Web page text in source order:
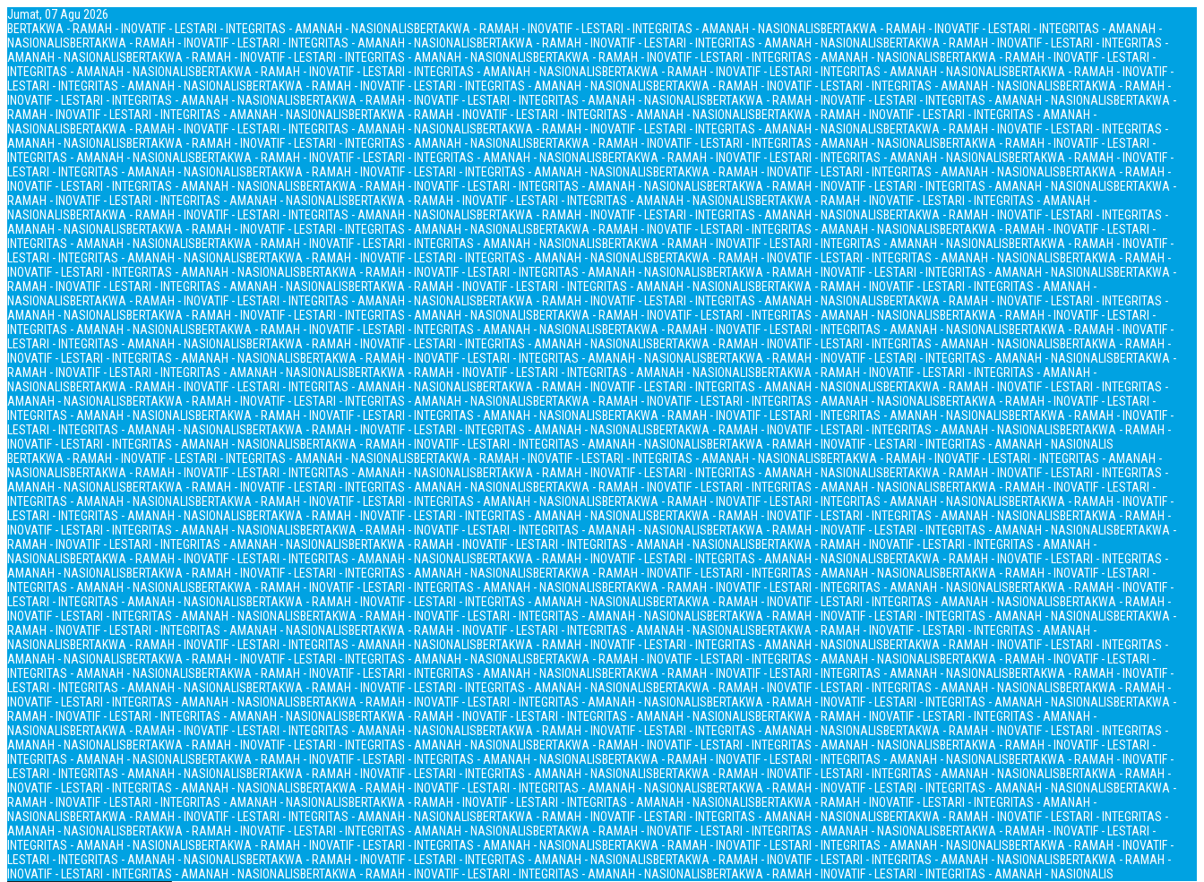
Jumat, 07 Agu 2026
BERTAKWA - RAMAH - INOVATIF - LESTARI - INTEGRITAS - AMANAH - NASIONALISBERTAKWA - RAMAH - INOVATIF - LESTARI - INTEGRITAS - AMANAH - NASIONALISBERTAKWA - RAMAH - INOVATIF - LESTARI - INTEGRITAS - AMANAH -
NASIONALISBERTAKWA - RAMAH - INOVATIF - LESTARI - INTEGRITAS - AMANAH - NASIONALISBERTAKWA - RAMAH - INOVATIF - LESTARI - INTEGRITAS - AMANAH - NASIONALISBERTAKWA - RAMAH - INOVATIF - LESTARI - INTEGRITAS -
AMANAH - NASIONALISBERTAKWA - RAMAH - INOVATIF - LESTARI - INTEGRITAS - AMANAH - NASIONALISBERTAKWA - RAMAH - INOVATIF - LESTARI - INTEGRITAS - AMANAH - NASIONALISBERTAKWA - RAMAH - INOVATIF - LESTARI -
INTEGRITAS - AMANAH - NASIONALISBERTAKWA - RAMAH - INOVATIF - LESTARI - INTEGRITAS - AMANAH - NASIONALISBERTAKWA - RAMAH - INOVATIF - LESTARI - INTEGRITAS - AMANAH - NASIONALISBERTAKWA - RAMAH - INOVATIF -
LESTARI - INTEGRITAS - AMANAH - NASIONALISBERTAKWA - RAMAH - INOVATIF - LESTARI - INTEGRITAS - AMANAH - NASIONALISBERTAKWA - RAMAH - INOVATIF - LESTARI - INTEGRITAS - AMANAH - NASIONALISBERTAKWA - RAMAH -
INOVATIF - LESTARI - INTEGRITAS - AMANAH - NASIONALISBERTAKWA - RAMAH - INOVATIF - LESTARI - INTEGRITAS - AMANAH - NASIONALISBERTAKWA - RAMAH - INOVATIF - LESTARI - INTEGRITAS - AMANAH - NASIONALISBERTAKWA -
RAMAH - INOVATIF - LESTARI - INTEGRITAS - AMANAH - NASIONALISBERTAKWA - RAMAH - INOVATIF - LESTARI - INTEGRITAS - AMANAH - NASIONALISBERTAKWA - RAMAH - INOVATIF - LESTARI - INTEGRITAS - AMANAH -
NASIONALISBERTAKWA - RAMAH - INOVATIF - LESTARI - INTEGRITAS - AMANAH - NASIONALISBERTAKWA - RAMAH - INOVATIF - LESTARI - INTEGRITAS - AMANAH - NASIONALISBERTAKWA - RAMAH - INOVATIF - LESTARI - INTEGRITAS -
AMANAH - NASIONALISBERTAKWA - RAMAH - INOVATIF - LESTARI - INTEGRITAS - AMANAH - NASIONALISBERTAKWA - RAMAH - INOVATIF - LESTARI - INTEGRITAS - AMANAH - NASIONALISBERTAKWA - RAMAH - INOVATIF - LESTARI -
INTEGRITAS - AMANAH - NASIONALISBERTAKWA - RAMAH - INOVATIF - LESTARI - INTEGRITAS - AMANAH - NASIONALISBERTAKWA - RAMAH - INOVATIF - LESTARI - INTEGRITAS - AMANAH - NASIONALISBERTAKWA - RAMAH - INOVATIF -
LESTARI - INTEGRITAS - AMANAH - NASIONALISBERTAKWA - RAMAH - INOVATIF - LESTARI - INTEGRITAS - AMANAH - NASIONALISBERTAKWA - RAMAH - INOVATIF - LESTARI - INTEGRITAS - AMANAH - NASIONALISBERTAKWA - RAMAH -
INOVATIF - LESTARI - INTEGRITAS - AMANAH - NASIONALISBERTAKWA - RAMAH - INOVATIF - LESTARI - INTEGRITAS - AMANAH - NASIONALISBERTAKWA - RAMAH - INOVATIF - LESTARI - INTEGRITAS - AMANAH - NASIONALISBERTAKWA -
RAMAH - INOVATIF - LESTARI - INTEGRITAS - AMANAH - NASIONALISBERTAKWA - RAMAH - INOVATIF - LESTARI - INTEGRITAS - AMANAH - NASIONALISBERTAKWA - RAMAH - INOVATIF - LESTARI - INTEGRITAS - AMANAH -
NASIONALISBERTAKWA - RAMAH - INOVATIF - LESTARI - INTEGRITAS - AMANAH - NASIONALISBERTAKWA - RAMAH - INOVATIF - LESTARI - INTEGRITAS - AMANAH - NASIONALISBERTAKWA - RAMAH - INOVATIF - LESTARI - INTEGRITAS -
AMANAH - NASIONALISBERTAKWA - RAMAH - INOVATIF - LESTARI - INTEGRITAS - AMANAH - NASIONALISBERTAKWA - RAMAH - INOVATIF - LESTARI - INTEGRITAS - AMANAH - NASIONALISBERTAKWA - RAMAH - INOVATIF - LESTARI -
INTEGRITAS - AMANAH - NASIONALISBERTAKWA - RAMAH - INOVATIF - LESTARI - INTEGRITAS - AMANAH - NASIONALISBERTAKWA - RAMAH - INOVATIF - LESTARI - INTEGRITAS - AMANAH - NASIONALISBERTAKWA - RAMAH - INOVATIF -
LESTARI - INTEGRITAS - AMANAH - NASIONALISBERTAKWA - RAMAH - INOVATIF - LESTARI - INTEGRITAS - AMANAH - NASIONALISBERTAKWA - RAMAH - INOVATIF - LESTARI - INTEGRITAS - AMANAH - NASIONALISBERTAKWA - RAMAH -
INOVATIF - LESTARI - INTEGRITAS - AMANAH - NASIONALISBERTAKWA - RAMAH - INOVATIF - LESTARI - INTEGRITAS - AMANAH - NASIONALISBERTAKWA - RAMAH - INOVATIF - LESTARI - INTEGRITAS - AMANAH - NASIONALISBERTAKWA -
RAMAH - INOVATIF - LESTARI - INTEGRITAS - AMANAH - NASIONALISBERTAKWA - RAMAH - INOVATIF - LESTARI - INTEGRITAS - AMANAH - NASIONALISBERTAKWA - RAMAH - INOVATIF - LESTARI - INTEGRITAS - AMANAH -
NASIONALISBERTAKWA - RAMAH - INOVATIF - LESTARI - INTEGRITAS - AMANAH - NASIONALISBERTAKWA - RAMAH - INOVATIF - LESTARI - INTEGRITAS - AMANAH - NASIONALISBERTAKWA - RAMAH - INOVATIF - LESTARI - INTEGRITAS -
AMANAH - NASIONALISBERTAKWA - RAMAH - INOVATIF - LESTARI - INTEGRITAS - AMANAH - NASIONALISBERTAKWA - RAMAH - INOVATIF - LESTARI - INTEGRITAS - AMANAH - NASIONALISBERTAKWA - RAMAH - INOVATIF - LESTARI -
INTEGRITAS - AMANAH - NASIONALISBERTAKWA - RAMAH - INOVATIF - LESTARI - INTEGRITAS - AMANAH - NASIONALISBERTAKWA - RAMAH - INOVATIF - LESTARI - INTEGRITAS - AMANAH - NASIONALISBERTAKWA - RAMAH - INOVATIF -
LESTARI - INTEGRITAS - AMANAH - NASIONALISBERTAKWA - RAMAH - INOVATIF - LESTARI - INTEGRITAS - AMANAH - NASIONALISBERTAKWA - RAMAH - INOVATIF - LESTARI - INTEGRITAS - AMANAH - NASIONALISBERTAKWA - RAMAH -
INOVATIF - LESTARI - INTEGRITAS - AMANAH - NASIONALISBERTAKWA - RAMAH - INOVATIF - LESTARI - INTEGRITAS - AMANAH - NASIONALISBERTAKWA - RAMAH - INOVATIF - LESTARI - INTEGRITAS - AMANAH - NASIONALISBERTAKWA -
RAMAH - INOVATIF - LESTARI - INTEGRITAS - AMANAH - NASIONALISBERTAKWA - RAMAH - INOVATIF - LESTARI - INTEGRITAS - AMANAH - NASIONALISBERTAKWA - RAMAH - INOVATIF - LESTARI - INTEGRITAS - AMANAH -
NASIONALISBERTAKWA - RAMAH - INOVATIF - LESTARI - INTEGRITAS - AMANAH - NASIONALISBERTAKWA - RAMAH - INOVATIF - LESTARI - INTEGRITAS - AMANAH - NASIONALISBERTAKWA - RAMAH - INOVATIF - LESTARI - INTEGRITAS -
AMANAH - NASIONALISBERTAKWA - RAMAH - INOVATIF - LESTARI - INTEGRITAS - AMANAH - NASIONALISBERTAKWA - RAMAH - INOVATIF - LESTARI - INTEGRITAS - AMANAH - NASIONALISBERTAKWA - RAMAH - INOVATIF - LESTARI -
INTEGRITAS - AMANAH - NASIONALISBERTAKWA - RAMAH - INOVATIF - LESTARI - INTEGRITAS - AMANAH - NASIONALISBERTAKWA - RAMAH - INOVATIF - LESTARI - INTEGRITAS - AMANAH - NASIONALISBERTAKWA - RAMAH - INOVATIF -
LESTARI - INTEGRITAS - AMANAH - NASIONALISBERTAKWA - RAMAH - INOVATIF - LESTARI - INTEGRITAS - AMANAH - NASIONALISBERTAKWA - RAMAH - INOVATIF - LESTARI - INTEGRITAS - AMANAH - NASIONALISBERTAKWA - RAMAH -
INOVATIF - LESTARI - INTEGRITAS - AMANAH - NASIONALISBERTAKWA - RAMAH - INOVATIF - LESTARI - INTEGRITAS - AMANAH - NASIONALISBERTAKWA - RAMAH - INOVATIF - LESTARI - INTEGRITAS - AMANAH - NASIONALIS
BERTAKWA - RAMAH - INOVATIF - LESTARI - INTEGRITAS - AMANAH - NASIONALISBERTAKWA - RAMAH - INOVATIF - LESTARI - INTEGRITAS - AMANAH - NASIONALISBERTAKWA - RAMAH - INOVATIF - LESTARI - INTEGRITAS - AMANAH -
NASIONALISBERTAKWA - RAMAH - INOVATIF - LESTARI - INTEGRITAS - AMANAH - NASIONALISBERTAKWA - RAMAH - INOVATIF - LESTARI - INTEGRITAS - AMANAH - NASIONALISBERTAKWA - RAMAH - INOVATIF - LESTARI - INTEGRITAS -
AMANAH - NASIONALISBERTAKWA - RAMAH - INOVATIF - LESTARI - INTEGRITAS - AMANAH - NASIONALISBERTAKWA - RAMAH - INOVATIF - LESTARI - INTEGRITAS - AMANAH - NASIONALISBERTAKWA - RAMAH - INOVATIF - LESTARI -
INTEGRITAS - AMANAH - NASIONALISBERTAKWA - RAMAH - INOVATIF - LESTARI - INTEGRITAS - AMANAH - NASIONALISBERTAKWA - RAMAH - INOVATIF - LESTARI - INTEGRITAS - AMANAH - NASIONALISBERTAKWA - RAMAH - INOVATIF -
LESTARI - INTEGRITAS - AMANAH - NASIONALISBERTAKWA - RAMAH - INOVATIF - LESTARI - INTEGRITAS - AMANAH - NASIONALISBERTAKWA - RAMAH - INOVATIF - LESTARI - INTEGRITAS - AMANAH - NASIONALISBERTAKWA - RAMAH -
INOVATIF - LESTARI - INTEGRITAS - AMANAH - NASIONALISBERTAKWA - RAMAH - INOVATIF - LESTARI - INTEGRITAS - AMANAH - NASIONALISBERTAKWA - RAMAH - INOVATIF - LESTARI - INTEGRITAS - AMANAH - NASIONALISBERTAKWA -
RAMAH - INOVATIF - LESTARI - INTEGRITAS - AMANAH - NASIONALISBERTAKWA - RAMAH - INOVATIF - LESTARI - INTEGRITAS - AMANAH - NASIONALISBERTAKWA - RAMAH - INOVATIF - LESTARI - INTEGRITAS - AMANAH -
NASIONALISBERTAKWA - RAMAH - INOVATIF - LESTARI - INTEGRITAS - AMANAH - NASIONALISBERTAKWA - RAMAH - INOVATIF - LESTARI - INTEGRITAS - AMANAH - NASIONALISBERTAKWA - RAMAH - INOVATIF - LESTARI - INTEGRITAS -
AMANAH - NASIONALISBERTAKWA - RAMAH - INOVATIF - LESTARI - INTEGRITAS - AMANAH - NASIONALISBERTAKWA - RAMAH - INOVATIF - LESTARI - INTEGRITAS - AMANAH - NASIONALISBERTAKWA - RAMAH - INOVATIF - LESTARI -
INTEGRITAS - AMANAH - NASIONALISBERTAKWA - RAMAH - INOVATIF - LESTARI - INTEGRITAS - AMANAH - NASIONALISBERTAKWA - RAMAH - INOVATIF - LESTARI - INTEGRITAS - AMANAH - NASIONALISBERTAKWA - RAMAH - INOVATIF -
LESTARI - INTEGRITAS - AMANAH - NASIONALISBERTAKWA - RAMAH - INOVATIF - LESTARI - INTEGRITAS - AMANAH - NASIONALISBERTAKWA - RAMAH - INOVATIF - LESTARI - INTEGRITAS - AMANAH - NASIONALISBERTAKWA - RAMAH -
INOVATIF - LESTARI - INTEGRITAS - AMANAH - NASIONALISBERTAKWA - RAMAH - INOVATIF - LESTARI - INTEGRITAS - AMANAH - NASIONALISBERTAKWA - RAMAH - INOVATIF - LESTARI - INTEGRITAS - AMANAH - NASIONALISBERTAKWA -
RAMAH - INOVATIF - LESTARI - INTEGRITAS - AMANAH - NASIONALISBERTAKWA - RAMAH - INOVATIF - LESTARI - INTEGRITAS - AMANAH - NASIONALISBERTAKWA - RAMAH - INOVATIF - LESTARI - INTEGRITAS - AMANAH -
NASIONALISBERTAKWA - RAMAH - INOVATIF - LESTARI - INTEGRITAS - AMANAH - NASIONALISBERTAKWA - RAMAH - INOVATIF - LESTARI - INTEGRITAS - AMANAH - NASIONALISBERTAKWA - RAMAH - INOVATIF - LESTARI - INTEGRITAS -
AMANAH - NASIONALISBERTAKWA - RAMAH - INOVATIF - LESTARI - INTEGRITAS - AMANAH - NASIONALISBERTAKWA - RAMAH - INOVATIF - LESTARI - INTEGRITAS - AMANAH - NASIONALISBERTAKWA - RAMAH - INOVATIF - LESTARI -
INTEGRITAS - AMANAH - NASIONALISBERTAKWA - RAMAH - INOVATIF - LESTARI - INTEGRITAS - AMANAH - NASIONALISBERTAKWA - RAMAH - INOVATIF - LESTARI - INTEGRITAS - AMANAH - NASIONALISBERTAKWA - RAMAH - INOVATIF -
LESTARI - INTEGRITAS - AMANAH - NASIONALISBERTAKWA - RAMAH - INOVATIF - LESTARI - INTEGRITAS - AMANAH - NASIONALISBERTAKWA - RAMAH - INOVATIF - LESTARI - INTEGRITAS - AMANAH - NASIONALISBERTAKWA - RAMAH -
INOVATIF - LESTARI - INTEGRITAS - AMANAH - NASIONALISBERTAKWA - RAMAH - INOVATIF - LESTARI - INTEGRITAS - AMANAH - NASIONALISBERTAKWA - RAMAH - INOVATIF - LESTARI - INTEGRITAS - AMANAH - NASIONALISBERTAKWA -
RAMAH - INOVATIF - LESTARI - INTEGRITAS - AMANAH - NASIONALISBERTAKWA - RAMAH - INOVATIF - LESTARI - INTEGRITAS - AMANAH - NASIONALISBERTAKWA - RAMAH - INOVATIF - LESTARI - INTEGRITAS - AMANAH -
NASIONALISBERTAKWA - RAMAH - INOVATIF - LESTARI - INTEGRITAS - AMANAH - NASIONALISBERTAKWA - RAMAH - INOVATIF - LESTARI - INTEGRITAS - AMANAH - NASIONALISBERTAKWA - RAMAH - INOVATIF - LESTARI - INTEGRITAS -
AMANAH - NASIONALISBERTAKWA - RAMAH - INOVATIF - LESTARI - INTEGRITAS - AMANAH - NASIONALISBERTAKWA - RAMAH - INOVATIF - LESTARI - INTEGRITAS - AMANAH - NASIONALISBERTAKWA - RAMAH - INOVATIF - LESTARI -
INTEGRITAS - AMANAH - NASIONALISBERTAKWA - RAMAH - INOVATIF - LESTARI - INTEGRITAS - AMANAH - NASIONALISBERTAKWA - RAMAH - INOVATIF - LESTARI - INTEGRITAS - AMANAH - NASIONALISBERTAKWA - RAMAH - INOVATIF -
LESTARI - INTEGRITAS - AMANAH - NASIONALISBERTAKWA - RAMAH - INOVATIF - LESTARI - INTEGRITAS - AMANAH - NASIONALISBERTAKWA - RAMAH - INOVATIF - LESTARI - INTEGRITAS - AMANAH - NASIONALISBERTAKWA - RAMAH -
INOVATIF - LESTARI - INTEGRITAS - AMANAH - NASIONALISBERTAKWA - RAMAH - INOVATIF - LESTARI - INTEGRITAS - AMANAH - NASIONALISBERTAKWA - RAMAH - INOVATIF - LESTARI - INTEGRITAS - AMANAH - NASIONALISBERTAKWA -
RAMAH - INOVATIF - LESTARI - INTEGRITAS - AMANAH - NASIONALISBERTAKWA - RAMAH - INOVATIF - LESTARI - INTEGRITAS - AMANAH - NASIONALISBERTAKWA - RAMAH - INOVATIF - LESTARI - INTEGRITAS - AMANAH -
NASIONALISBERTAKWA - RAMAH - INOVATIF - LESTARI - INTEGRITAS - AMANAH - NASIONALISBERTAKWA - RAMAH - INOVATIF - LESTARI - INTEGRITAS - AMANAH - NASIONALISBERTAKWA - RAMAH - INOVATIF - LESTARI - INTEGRITAS -
AMANAH - NASIONALISBERTAKWA - RAMAH - INOVATIF - LESTARI - INTEGRITAS - AMANAH - NASIONALISBERTAKWA - RAMAH - INOVATIF - LESTARI - INTEGRITAS - AMANAH - NASIONALISBERTAKWA - RAMAH - INOVATIF - LESTARI -
INTEGRITAS - AMANAH - NASIONALISBERTAKWA - RAMAH - INOVATIF - LESTARI - INTEGRITAS - AMANAH - NASIONALISBERTAKWA - RAMAH - INOVATIF - LESTARI - INTEGRITAS - AMANAH - NASIONALISBERTAKWA - RAMAH - INOVATIF -
LESTARI - INTEGRITAS - AMANAH - NASIONALISBERTAKWA - RAMAH - INOVATIF - LESTARI - INTEGRITAS - AMANAH - NASIONALISBERTAKWA - RAMAH - INOVATIF - LESTARI - INTEGRITAS - AMANAH - NASIONALISBERTAKWA - RAMAH -
INOVATIF - LESTARI - INTEGRITAS - AMANAH - NASIONALISBERTAKWA - RAMAH - INOVATIF - LESTARI - INTEGRITAS - AMANAH - NASIONALISBERTAKWA - RAMAH - INOVATIF - LESTARI - INTEGRITAS - AMANAH - NASIONALIS